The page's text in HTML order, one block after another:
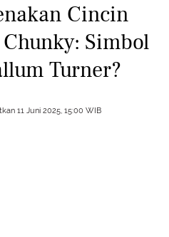
Cincin
Simbol
Turner?
11 Juni 2025, 15:00 WIB